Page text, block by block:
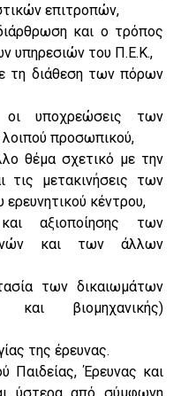
επιτροπών,
και ο τρόπος
υπηρεσιών του Π.Ε.Κ.,
τη διάθεση των πόρων
υποχρεώσεις των
προσωπικού,
θέμα σχετικό με την
τις μετακινήσεις των
κέντρου,
αξιοποίησης των
και των άλλων
των δικαιωμάτων
και βιομηχανικής)
της έρευνας.
Έρευνας και